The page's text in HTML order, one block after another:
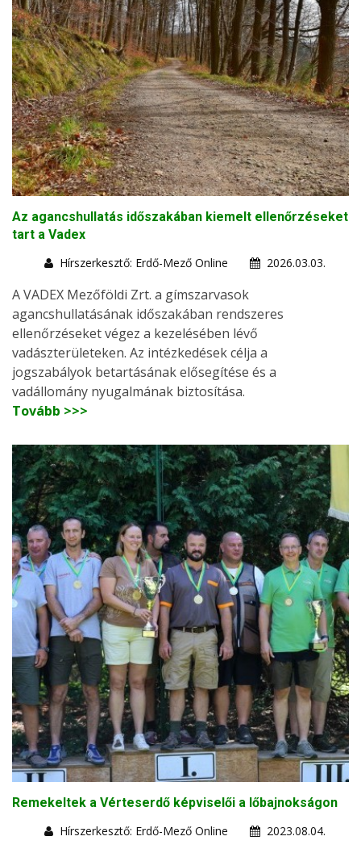
Az agancshullatás időszakában kiemelt ellenőrzéseket
tart a Vadex
Hírszerkesztő: Erdő-Mező Online
2026.03.03.
A VADEX Mezőföldi Zrt. a gímszarvasok
agancshullatásának időszakában rendszeres
ellenőrzéseket végez a kezelésében lévő
vadászterületeken. Az intézkedések célja a
jogszabályok betartásának elősegítése és a
vadállomány nyugalmának biztosítása.
Tovább >>>
Remekeltek a Vérteserdő képviselői a lőbajnokságon
Hírszerkesztő: Erdő-Mező Online
2023.08.04.